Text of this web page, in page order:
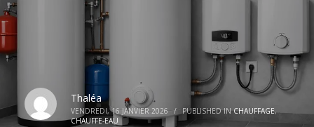
Thaléa
VENDREDI, 16 JANVIER 2026 / PUBLISHED INCHAUFFAGE,
CHAUFFE-EAU